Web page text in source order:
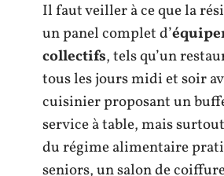
Il faut veiller à ce que la
un panel complet d’
collectifs, tels qu’un
tous les jours midi et soir
cuisinier proposant un
service à table, mais
du régime alimentaire
seniors, un salon de